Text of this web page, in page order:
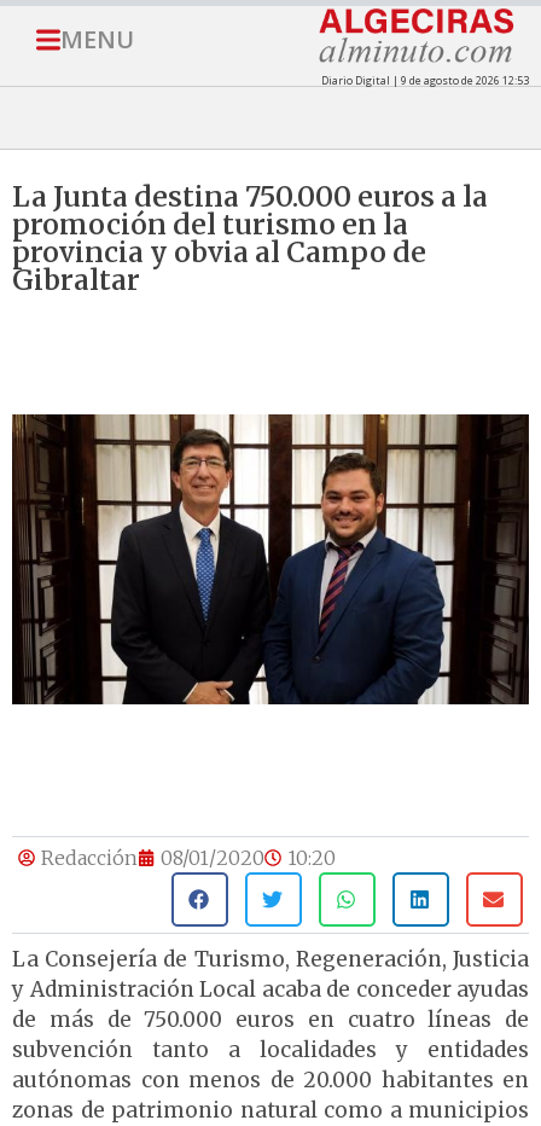
MENU
Diario Digital | 9 de agosto de 2026 12:53
La Junta destina 750.000 euros a la
promoción del turismo en la
provincia y obvia al Campo de
Gibraltar
Redacción 08/01/2020 10:20
La Consejería de Turismo, Regeneración, Justicia
y Administración Local acaba de conceder ayudas
de más de 750.000 euros en cuatro líneas de
subvención tanto a localidades y entidades
autónomas con menos de 20.000 habitantes en
zonas de patrimonio natural como a municipios